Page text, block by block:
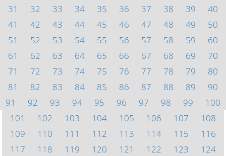
31
32 33 34 35 36 37 38 39
40
41
42 43 44 45 46 47 48 49
50
51
52 53 54 55 56 57 58 59
60
61
62 63 64 65 66 67 68 69
70
71
72 73 74 75 76 77 78 79
80
81
82 83 84 85 86 87 88 89
90
91
92 93 94 95 96 97 98 99
100
101
102 103 104 105 106 107
108
109
110 111 112 113 114 115
116
117
118 119 120 121 122 123
124